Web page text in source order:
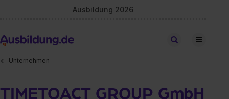
Ausbildung 2026
Stellen finden
Unternehmen
TIMETOACT GROUP GmbH